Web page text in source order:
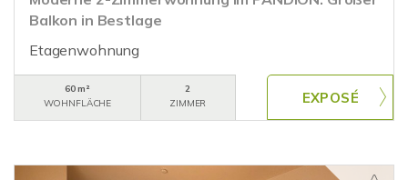
Balkon in Bestlage
Etagenwohnung
60 m²
WOHNFLÄCHE
2
ZIMMER